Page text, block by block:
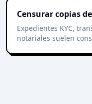
Censurar copias
Expedientes KYC,
notariales suelen